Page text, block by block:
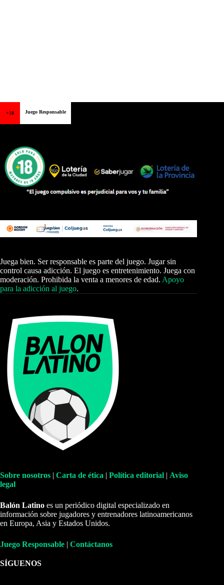
+18 Juego Responsable
Juega bien. Ser responsable es parte del juego. Jugar sin
control causa adicción. El juego es entretenimiento. Juega con
moderación. Prohibida la venta a menores de edad. Apoyo
para la adicción al juego.
Sobre nosotros | Carta de ética | Política editorial | Aviso
legal
Balón Latino es un periódico digital especializado en
información sobre jugadores y entrenadores latinoamericanos
en Europa, Asia y Estados Unidos.
Juego Responsable | Contáctanos
SÍGUENOS